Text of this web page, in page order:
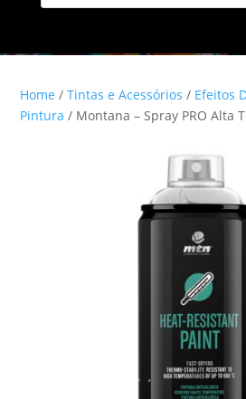
Home /Tintas e Acessórios / Efeitos
Pintura / Montana – Spray PRO Alta